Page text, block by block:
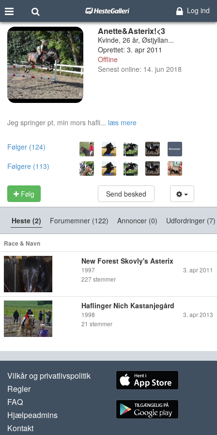
Log ind
Anette&Asterix!<3
Kvinde, 26 år, Østjyllan...
Oprettet: 3. apr 2011
Offline
Senest online: 14. jun 2018
Jeg springer pt. min mors hafli... læs mere
Følger (124)
Følgere (113)
Følg Send besked
Heste (2) Forumemner (122) Annoncer (0) Udfordringer (7)
Race & Navn
New Forest Skovly's Asterix
1997
3. apr 2011
227 stemmer
Haflinger Nich Kastanjegård
1998
3. apr 2013
21 stemmer
Vilkår og privatlivspolitik
Regler
FAQ
Hjælpeadmins
Kontakt